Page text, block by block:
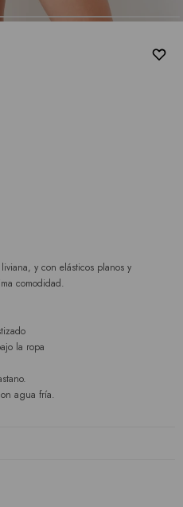
y con elásticos planos y
comodidad.
la ropa
agua fría.